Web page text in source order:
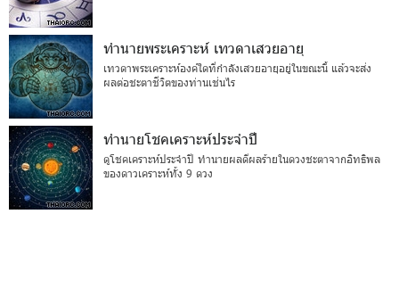
ทำนายพระเคราะห์ เทวดาเสวยอายุ
เทวดาพระเคราะห์องค์ใดที่กำลังเสวยอายุอยู่ในขณะนี้ แล้วจะส่ง
ผลต่อชะตาชีวิตของท่านเช่นไร
ทำนายโชคเคราะห์ประจำปี
ดูโชคเคราะห์ประจำปี ทำนายผลดีผลร้ายในดวงชะตาจากอิทธิพล
ของดาวเคราะห์ทั้ง 9 ดวง